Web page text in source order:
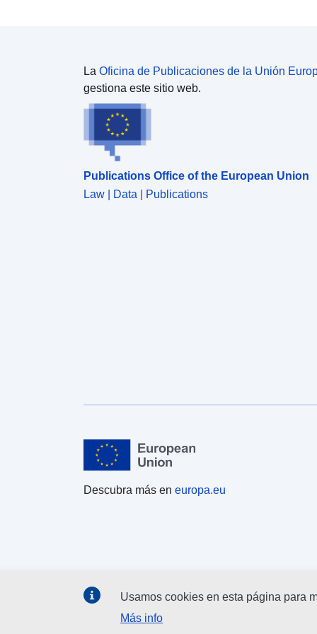
La Oficina de Publicaciones de la Unión
gestiona este sitio web.
Publications Office of the European Union
Law | Data | Publications
Descubra más en europa.eu
Usamos cookies en esta página para
Más info